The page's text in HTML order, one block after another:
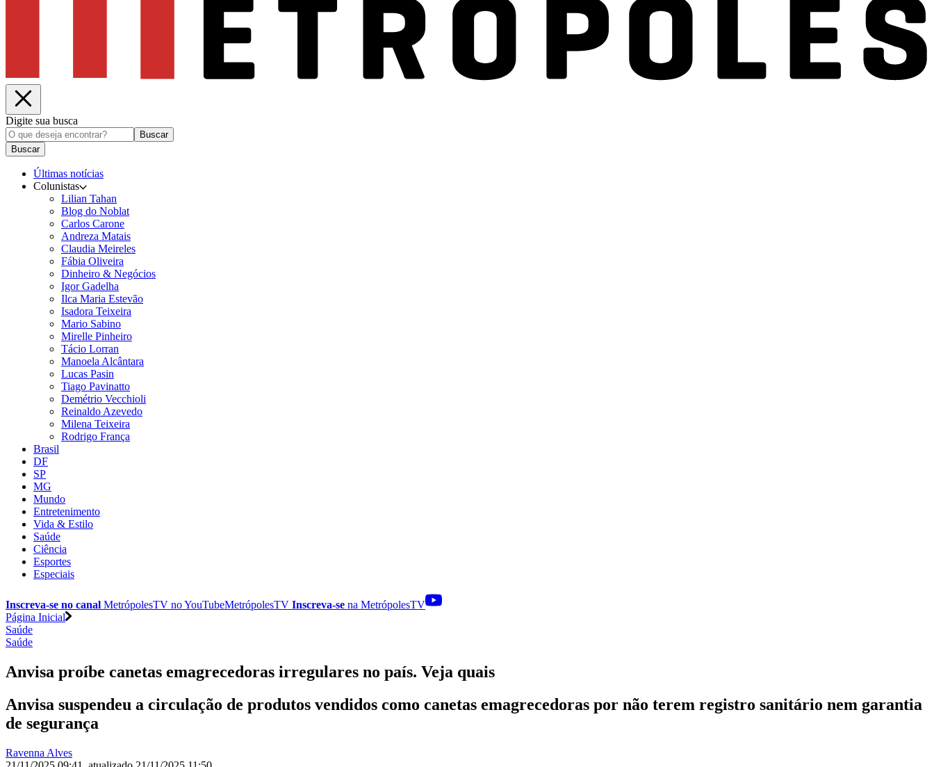
Digite sua busca
Buscar
Buscar
Últimas notícias
Colunistas
Lilian Tahan
Blog do Noblat
Carlos Carone
Andreza Matais
Claudia Meireles
Fábia Oliveira
Dinheiro & Negócios
Igor Gadelha
Ilca Maria Estevão
Isadora Teixeira
Mario Sabino
Mirelle Pinheiro
Tácio Lorran
Manoela Alcântara
Lucas Pasin
Tiago Pavinatto
Demétrio Vecchioli
Reinaldo Azevedo
Milena Teixeira
Rodrigo França
Brasil
DF
SP
MG
Mundo
Entretenimento
Vida & Estilo
Saúde
Ciência
Esportes
Especiais
Inscreva-se no canal MetrópolesTV noYouTubeMetrópolesTV Inscreva-se na MetrópolesTV
Página Inicial
Saúde
Saúde
Anvisa proíbe canetas emagrecedoras irregulares no país. Veja quais
Anvisa suspendeu a circulação de produtos vendidos como canetas emagrecedoras por não terem registro sanitário nem garantia
de segurança
Ravenna Alves